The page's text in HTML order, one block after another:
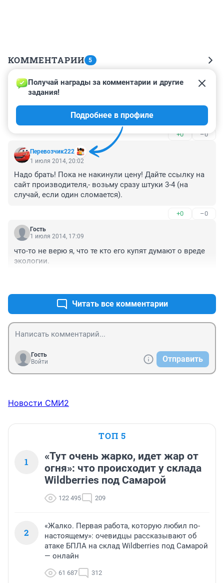
КОММЕНТАРИИ 5
Гость
2 июля 2014, 11:04
Давно пора!!! Через несколько лет, как чуть
подешевеет спрос на них будет хороший!!!
+0 –0
Перевозчик222
Получай награды за комментарии и другие
задания!
Подробнее в профиле
1 июля 2014, 20:02
Надо брать! Пока не накинули цену! Дайте ссылку на
сайт производителя,- возьму сразу штуки 3-4 (на
случай, если один сломается).
+0 –0
Гость
1 июля 2014, 17:09
что-то не верю я, что те кто его купят думают о вреде
экологии.
Читать все комментарии
Гость
Войти
Отправить
Новости СМИ2
ТОП 5
1
«Тут очень жарко, идет жар от
огня»: что происходит у склада
Wildberries под Самарой
122 495 209
2
«Жалко. Первая работа, которую любил по-
настоящему»: очевидцы рассказывают об
атаке БПЛА на склад Wildberries под Самарой
— онлайн
61 687 312